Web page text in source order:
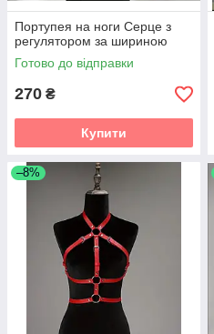
Портупея на ноги Серце з
регулятором за шириною
Готово до відправки
270 ₴
Купити
–8%